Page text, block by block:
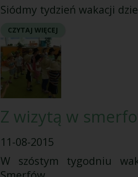
Siódmy tydzień wakacji
CZYTAJ WIĘCEJ
Z wizytą w
11-08-2015
W szóstym tygodniu